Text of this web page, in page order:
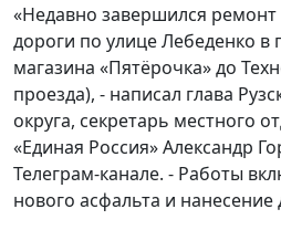
«Недавно завершился ремонт
дороги по улице Лебеденко в
магазина «Пятёрочка» до
проезда), - написал глава
округа, секретарь местного
«Единая Россия»Александр
Телеграм-канале. - Работы
нового асфальта и